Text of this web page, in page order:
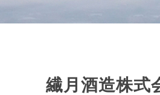
繊月酒造株式